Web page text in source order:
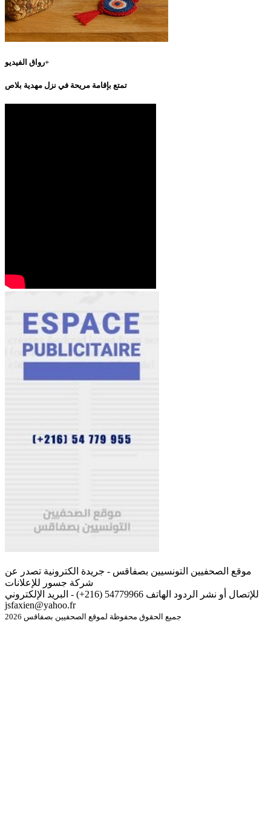
رواق الفيديو+
تمتع بإقامة مريحة في نزل مهدية بلاص
موقع الصحفيين التونسيين بصفاقس - جريدة الكترونية تصدر عن
شركة جسور للإعلانات
للإتصال أو نشر الردود الهاتف 54779966 (216+) - البريد الإلكتروني
jsfaxien@yahoo.fr
جميع الحقوق محفوظة لموقع الصحفيين بصفاقس 2026